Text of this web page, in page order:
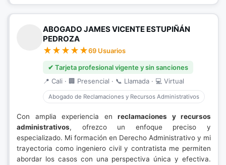
ABOGADO JAMES VICENTE ESTUPIÑÁN
PEDROZA
69 Usuarios
✔ Tarjeta profesional vigente y sin sanciones
📍 Cali · 🏢 Presencial · 📞 Llamada · 💻 Virtual
Abogado de Reclamaciones y Recursos Administrativos
Con amplia experiencia en reclamaciones y recursos
administrativos, ofrezco un enfoque preciso y
especializado. Mi formación en Derecho Administrativo y mi
trayectoria como ingeniero civil y contratista me permiten
abordar los casos con una perspectiva única y efectiva.